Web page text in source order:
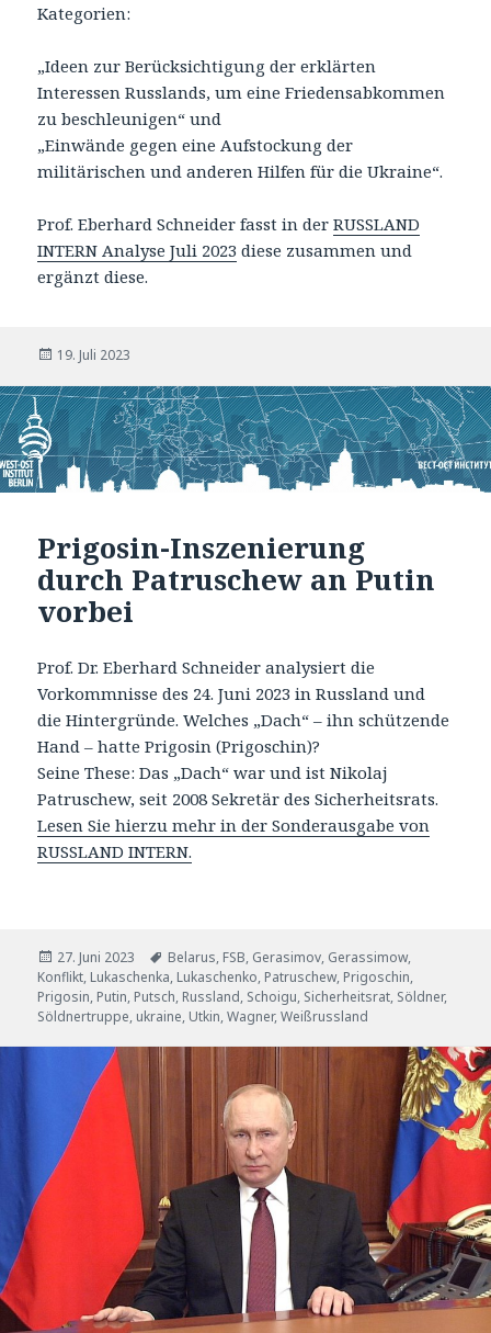
Kategorien:
„Ideen zur Berücksichtigung der erklärten
Interessen Russlands, um eine Friedensabkommen
zu beschleunigen“ und
„Einwände gegen eine Aufstockung der
militärischen und anderen Hilfen für die Ukraine“.
Prof. Eberhard Schneider fasst in derRUSSLAND
INTERN Analyse Juli 2023 diese zusammen und
ergänzt diese.
Veröffentlicht
19. Juli 2023
Prigosin-Inszenierung
durch Patruschew an Putin
vorbei
Prof. Dr. Eberhard Schneider analysiert die
Vorkommnisse des 24. Juni 2023 in Russland und
die Hintergründe. Welches „Dach“ – ihn schützende
Hand – hatte Prigosin (Prigoschin)?
Seine These: Das „Dach“ war und ist Nikolaj
Patruschew, seit 2008 Sekretär des Sicherheitsrats.
Lesen Sie hierzu mehr in der Sonderausgabe von
RUSSLAND INTERN.
Veröffentlicht
am
27. Juni 2023 Tags
Belarus, FSB, Gerasimov, Gerassimow,
Konflikt, Lukaschenka, Lukaschenko, Patruschew, Prigoschin,
Prigosin, Putin, Putsch, Russland, Schoigu, Sicherheitsrat, Söldner,
Söldnertruppe, ukraine, Utkin,Wagner,Weißrussland